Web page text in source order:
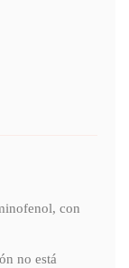
con
no está